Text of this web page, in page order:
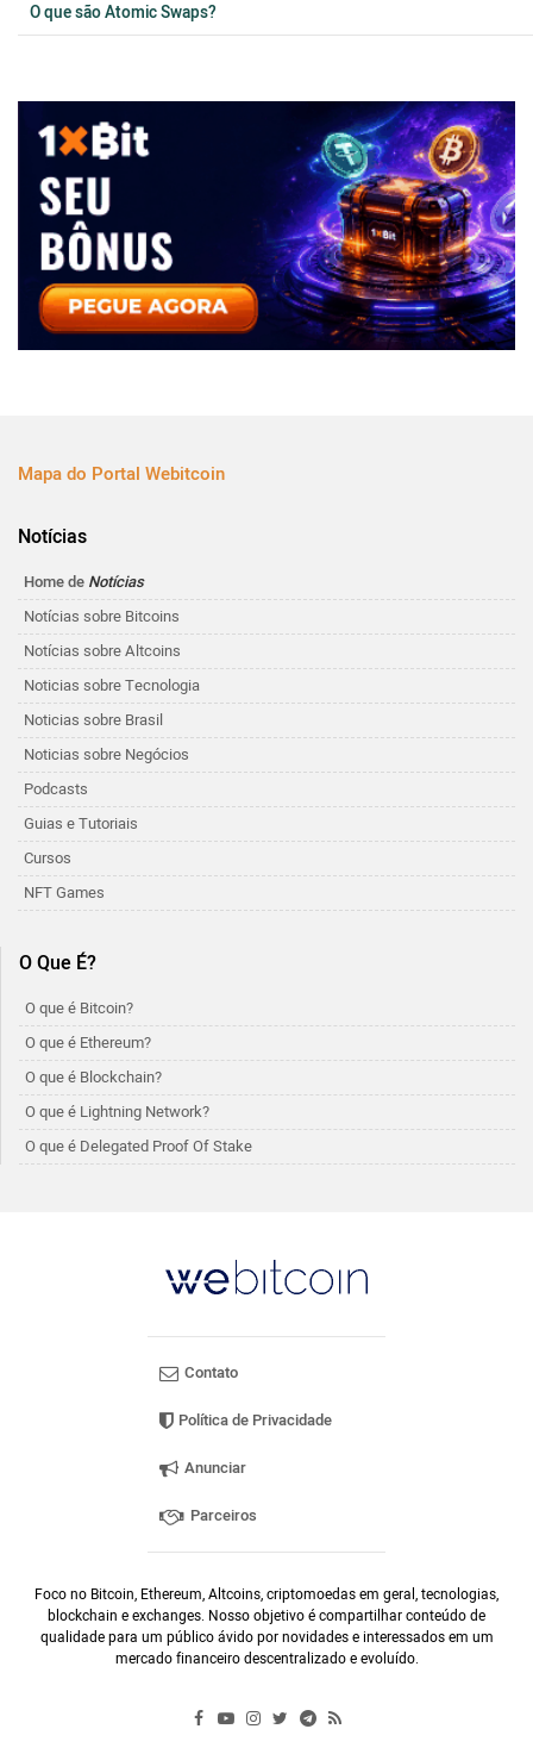
O que são Atomic Swaps?
Mapa do Portal Webitcoin
Notícias
Home de Notícias
Notícias sobre Bitcoins
Notícias sobre Altcoins
Noticias sobre Tecnologia
Noticias sobre Brasil
Noticias sobre Negócios
Podcasts
Guias e Tutoriais
Cursos
NFT Games
O Que É?
O que é Bitcoin?
O que é Ethereum?
O que é Blockchain?
O que é Lightning Network?
O que é Delegated Proof Of Stake
Contato
Política de Privacidade
Anunciar
Parceiros
Foco no Bitcoin, Ethereum, Altcoins, criptomoedas em geral, tecnologias,
blockchain e exchanges. Nosso objetivo é compartilhar conteúdo de
qualidade para um público ávido por novidades e interessados em um
mercado financeiro descentralizado e evoluído.